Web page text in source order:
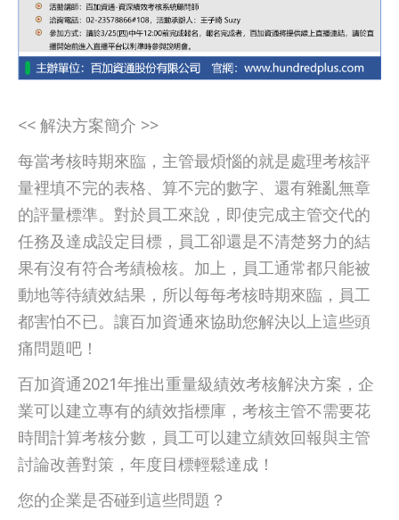
<< 解決方案簡介 >>
每當考核時期來臨，主管最煩惱的就是處理考核評
量裡填不完的表格、算不完的數字、還有雜亂無章
的評量標準。對於員工來說，即使完成主管交代的
任務及達成設定目標，員工卻還是不清楚努力的結
果有沒有符合考績檢核。加上，員工通常都只能被
動地等待績效結果，所以每每考核時期來臨，員工
都害怕不已。讓百加資通來協助您解決以上這些頭
痛問題吧！
百加資通2021年推出重量級績效考核解決方案，企
業可以建立專有的績效指標庫，考核主管不需要花
時間計算考核分數，員工可以建立績效回報與主管
討論改善對策，年度目標輕鬆達成！
您的企業是否碰到這些問題？